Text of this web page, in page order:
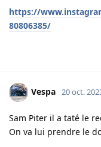
https://
80806385/
Vespa 20 oct.
Sam Piter il a taté le
On va lui prendre le